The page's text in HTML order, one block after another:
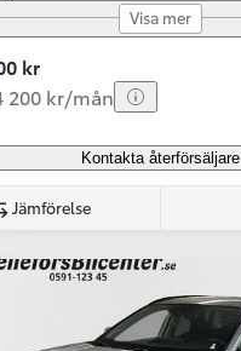
Visa mer
kr
200 kr/mån
Kontakta återförsäljare
Jämförelse